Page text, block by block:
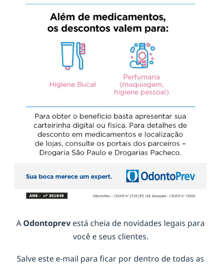
A Odontoprev está cheia de novidades legais para
você e seus clientes.
Salve este e-mail para ficar por dentro de todas as